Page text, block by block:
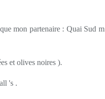
mon partenaire : Quai Sud m
et olives noires ).
's .